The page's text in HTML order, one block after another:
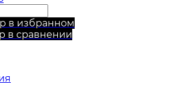
в избранном
в сравнении